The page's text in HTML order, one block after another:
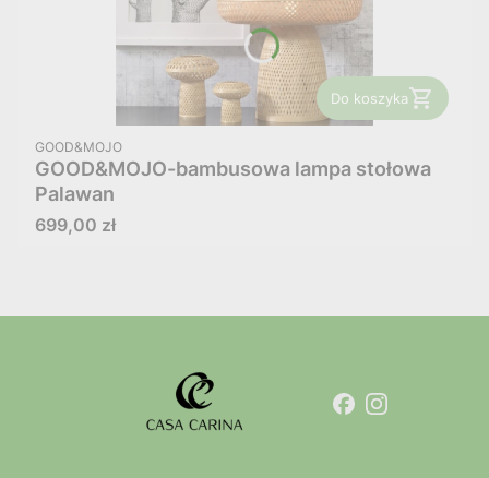
Do koszyka
PRODUCENT
GOOD&MOJO
GOOD&MOJO-bambusowa lampa stołowa
Palawan
Cena
699,00 zł